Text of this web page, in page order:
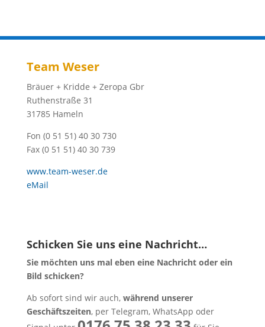
Team Weser
Bräuer + Kridde + Zeropa Gbr
Ruthenstraße 31
31785 Hameln
Fon (0 51 51) 40 30 730
Fax (0 51 51) 40 30 739
www.team-weser.de
eMail
Schicken Sie uns eine Nachricht…
Sie möchten uns mal eben eine Nachricht oder ein
Bild schicken?
Ab sofort sind wir auch, während unserer
Geschäftszeiten, per Telegram, WhatsApp oder